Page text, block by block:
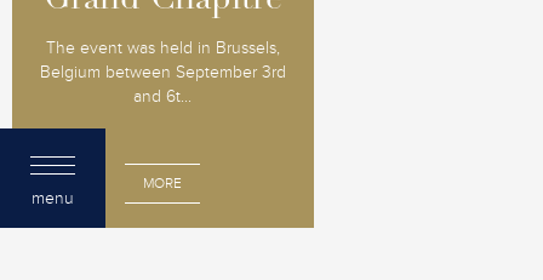
menu
The event was held in Brussels,
Belgium between September 3rd
and 6t...
MORE